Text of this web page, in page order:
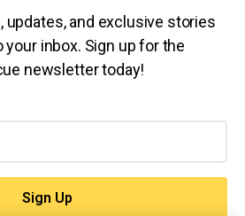
updates, and exclusive stories
inbox. Sign up for the
newsletter today!